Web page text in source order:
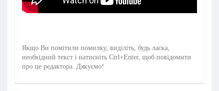
Якщо Ви помітили помилку, виділіть, будь ласка,
необхідний текст і натисніть Ctrl+Enter, щоб повідомити
про це редактора. Дякуємо!